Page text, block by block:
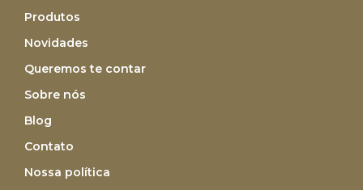
Produtos
Novidades
Queremos te contar
Sobre nós
Blog
Contato
Nossa política